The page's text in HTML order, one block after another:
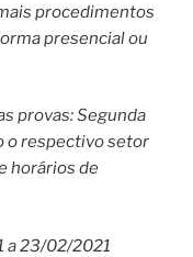
procedimentos
presencial ou
provas: Segunda
o respectivo setor
horários de
a 23/02/2021